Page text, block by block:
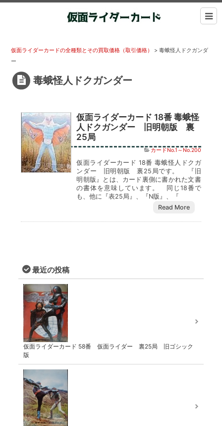
仮面ライダーカードの全種類とその買取価格（取引価格） >毒蛾怪人ドクガンダ
ー
毒蛾怪人ドクガンダー
仮面ライダーカード 18番 毒蛾怪
人ドクガンダー 旧明朝版 裏
25局
カードNo.1～No.200
仮面ライダーカード 18番 毒蛾怪人ドクガ
ンダー 旧明朝版 裏25局です。 『旧
明朝版』とは、カード裏側に書かれた文書
の書体を意味しています。 同じ18番で
も、他に『表25局』、『N版』、『
Read More
最近の投稿
仮面ライダーカード 58番 仮面ライダー 裏25局 旧ゴシック
版